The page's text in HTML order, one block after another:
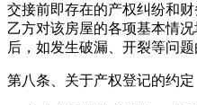
交接前即存在的产权纠纷和
乙方对该房屋的各项基本情
后，如发生破漏、开裂等问题
第八条、关于产权登记的约定